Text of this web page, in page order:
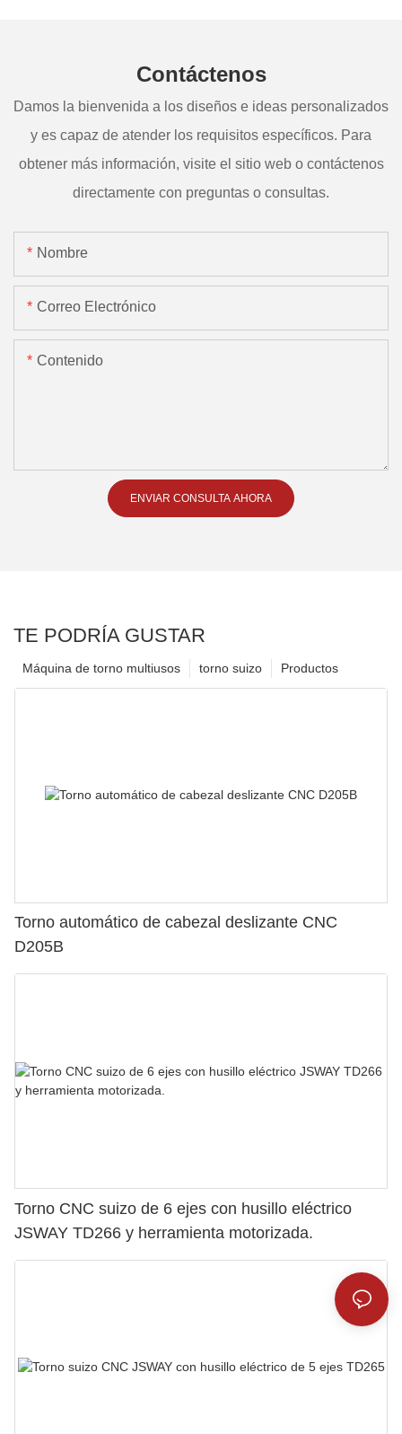
Contáctenos
Damos la bienvenida a los diseños e ideas personalizados
y es capaz de atender los requisitos específicos. Para
obtener más información, visite el sitio web o contáctenos
directamente con preguntas o consultas.
Nombre
Correo Electrónico
Contenido
ENVIAR CONSULTA AHORA
TE PODRÍA GUSTAR
Productos
torno suizo
Máquina de torno multiusos
Torno automático de cabezal deslizante CNC
D205B
Torno CNC suizo de 6 ejes con husillo eléctrico
JSWAY TD266 y herramienta motorizada.